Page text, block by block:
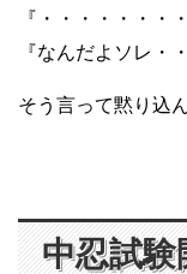
『・・・・・・・・
『なんだよソレ・
そう言って黙り込
中忍試